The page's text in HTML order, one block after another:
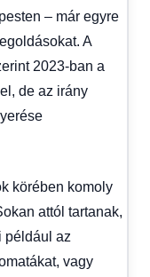
– már egyre
A
2023-ban a
de az irány
körében komoly
attól tartanak,
például az
vagy